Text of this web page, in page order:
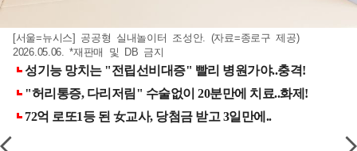
[서울=뉴시스] 공공형 실내놀이터 조성안. (자료=종로구 제공)
2026.05.06. *재판매 및 DB 금지